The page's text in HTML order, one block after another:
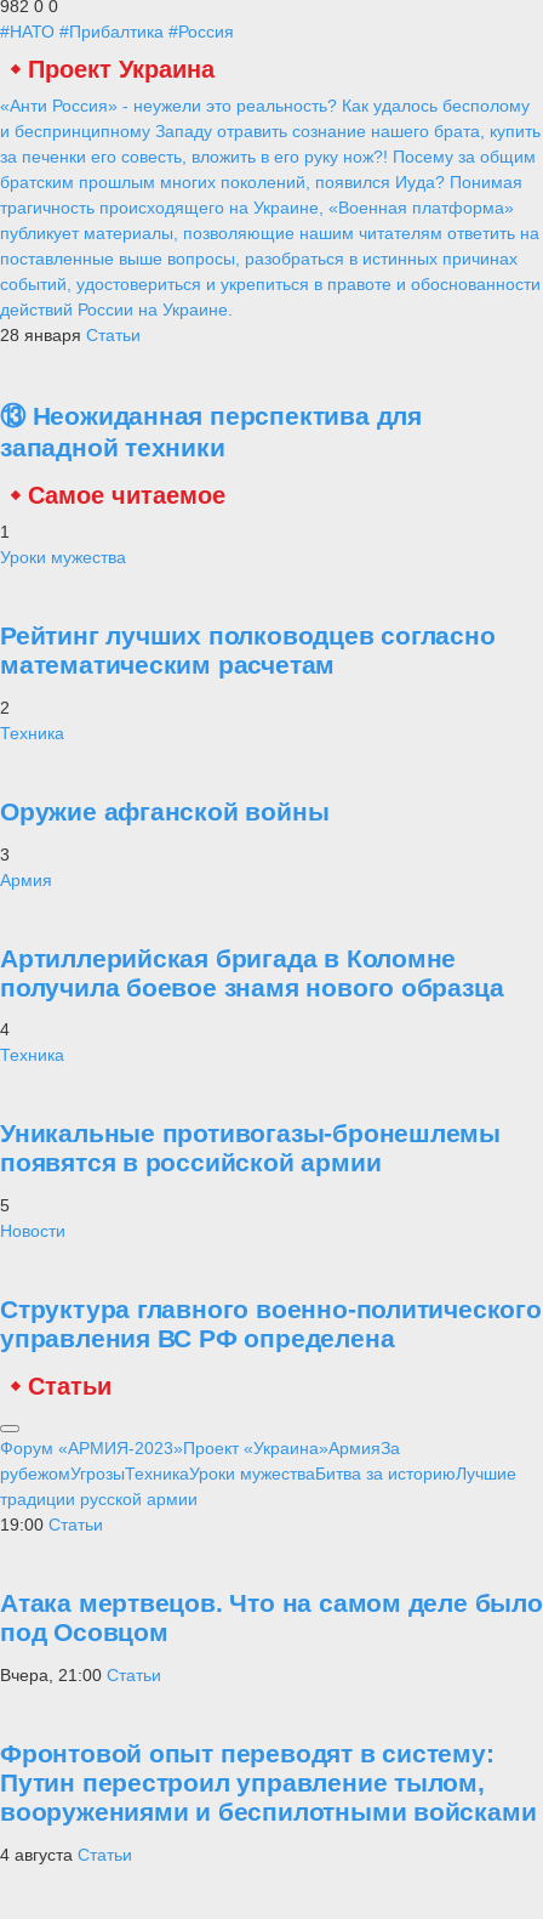
982 0 0
#НАТО #Прибалтика #Россия
Проект Украина
«Анти Россия» - неужели это реальность? Как удалось бесполому
и беспринципному Западу отравить сознание нашего брата, купить
за печенки его совесть, вложить в его руку нож?! Посему за общим
братским прошлым многих поколений, появился Иуда? Понимая
трагичность происходящего на Украине, «Военная платформа»
публикует материалы, позволяющие нашим читателям ответить на
поставленные выше вопросы, разобраться в истинных причинах
событий, удостовериться и укрепиться в правоте и обоснованности
действий России на Украине.
28 января Статьи
⑬ Неожиданная перспектива для
западной техники
Самое читаемое
1
Уроки мужества
Рейтинг лучших полководцев согласно
математическим расчетам
2
Техника
Оружие афганской войны
3
Армия
Артиллерийская бригада в Коломне
получила боевое знамя нового образца
4
Техника
Уникальные противогазы-бронешлемы
появятся в российской армии
5
Новости
Структура главного военно-политического
управления ВС РФ определена
Статьи
Форум «АРМИЯ-2023»Проект «Украина»АрмияЗа
рубежомУгрозыТехникаУроки мужестваБитва за историюЛучшие
традиции русской армии
19:00 Статьи
Атака мертвецов. Что на самом деле было
под Осовцом
Вчера, 21:00 Статьи
Фронтовой опыт переводят в систему:
Путин перестроил управление тылом,
вооружениями и беспилотными войсками
4 августа Статьи